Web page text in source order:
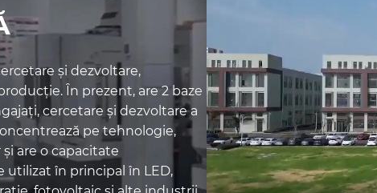
și dezvoltare,
În prezent, are 2 baze
cercetare și dezvoltare a
pe tehnologie,
are o capacitate
în principal în LED,